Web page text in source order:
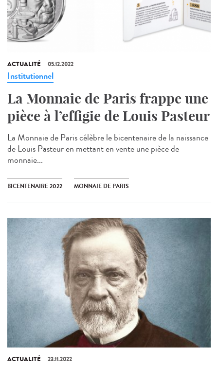
ACTUALITÉ 05.12.2022
Institutionnel
La Monnaie de Paris frappe une
pièce à l’effigie de Louis Pasteur
La Monnaie de Paris célèbre le bicentenaire de la naissance
de Louis Pasteur en mettant en vente une pièce de
monnaie...
BICENTENAIRE 2022 MONNAIE DE PARIS
ACTUALITÉ 23.11.2022